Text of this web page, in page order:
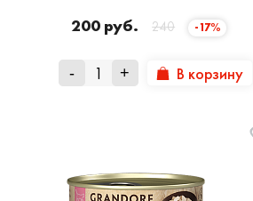
200 руб. 240 -17%
- + В корзину